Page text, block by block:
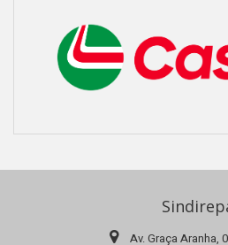
Av. Graça Aranha,